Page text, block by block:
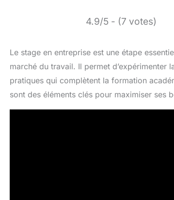
4.9/5 - (7 votes)
Le stage en entreprise est une étape
marché du travail. Il permet
pratiques qui complètent la formation
sont des éléments clés pour maximiser ses